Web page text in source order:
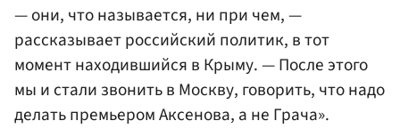
— они, что называется, ни при чем, —
рассказывает российский политик, в тот
момент находившийся в Крыму. — После этого
мы и стали звонить в Москву, говорить, что надо
делать премьером Аксенова, а не Грача».